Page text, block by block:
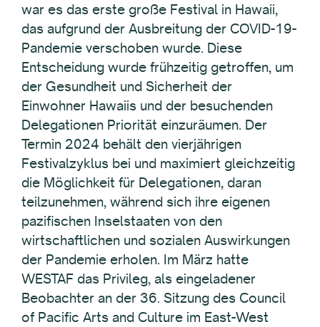
war es das erste große Festival in Hawaii,
das aufgrund der Ausbreitung der COVID-19-
Pandemie verschoben wurde. Diese
Entscheidung wurde frühzeitig getroffen, um
der Gesundheit und Sicherheit der
Einwohner Hawaiis und der besuchenden
Delegationen Priorität einzuräumen. Der
Termin 2024 behält den vierjährigen
Festivalzyklus bei und maximiert gleichzeitig
die Möglichkeit für Delegationen, daran
teilzunehmen, während sich ihre eigenen
pazifischen Inselstaaten von den
wirtschaftlichen und sozialen Auswirkungen
der Pandemie erholen. Im März hatte
WESTAF das Privileg, als eingeladener
Beobachter an der 36. Sitzung des Council
of Pacific Arts and Culture im East-West